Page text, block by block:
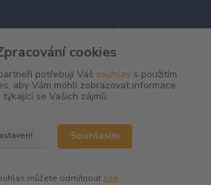
ohňostrojů a
cookies
potřebují Váš souhlas s použitím
aby Vám mohli zobrazovat informace
týkající se Vašich zájmů.
Souhlasím
můžete odmítnout zde.